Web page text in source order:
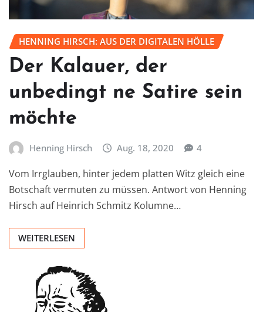
HENNING HIRSCH: AUS DER DIGITALEN HÖLLE
Der Kalauer, der
unbedingt ne Satire sein
möchte
Henning Hirsch Aug. 18, 2020 4
Vom Irrglauben, hinter jedem platten Witz gleich eine
Botschaft vermuten zu müssen. Antwort von Henning
Hirsch auf Heinrich Schmitz Kolumne…
WEITERLESEN